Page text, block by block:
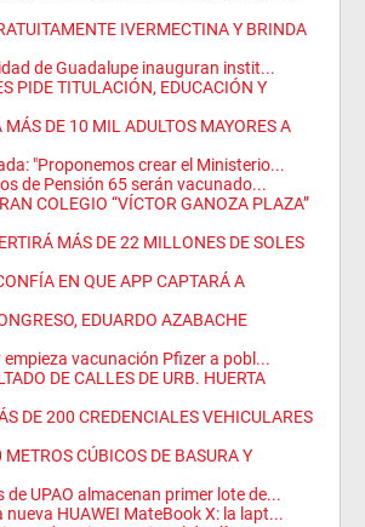
IVERMECTINA Y BRINDA
de Guadalupe inauguran instit...
PIDE TITULACIÓN, EDUCACIÓN Y
MÁS DE 10 MIL ADULTOS MAYORES A
"Proponemos crear el Ministerio...
de Pensión 65 serán vacunado...
COLEGIO “VÍCTOR GANOZA PLAZA”
MÁS DE 22 MILLONES DE SOLES
EN QUE APP CAPTARÁ A
EDUARDO AZABACHE
vacunación Pfizer a pobl...
DE CALLES DE URB. HUERTA
DE 200 CREDENCIALES VEHICULARES
CÚBICOS DE BASURA Y
UPAO almacenan primer lote de...
HUAWEI MateBook X: la lapt...